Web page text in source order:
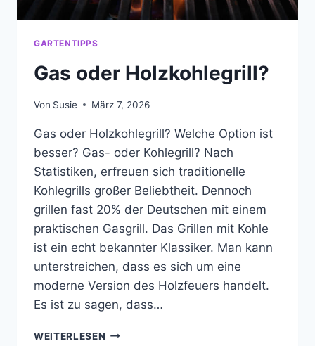
GARTENTIPPS
Gas oder Holzkohlegrill?
Von Susie März 7, 2026
Gas oder Holzkohlegrill? Welche Option ist
besser? Gas- oder Kohlegrill? Nach
Statistiken, erfreuen sich traditionelle
Kohlegrills großer Beliebtheit. Dennoch
grillen fast 20% der Deutschen mit einem
praktischen Gasgrill. Das Grillen mit Kohle
ist ein echt bekannter Klassiker. Man kann
unterstreichen, dass es sich um eine
moderne Version des Holzfeuers handelt.
Es ist zu sagen, dass…
WEITERLESEN GAS